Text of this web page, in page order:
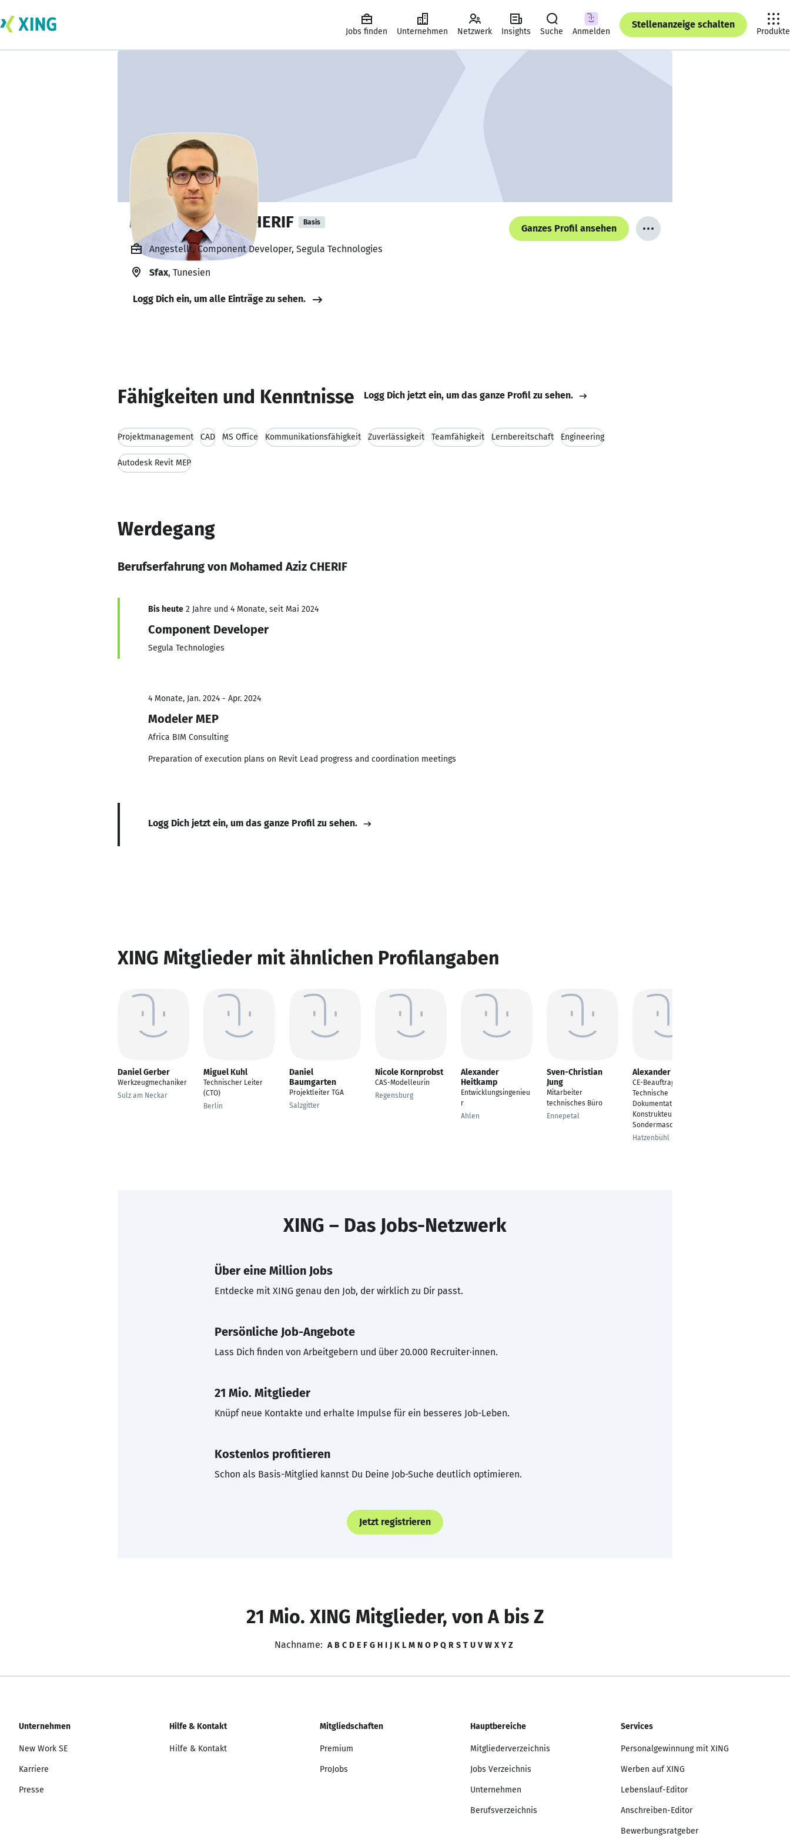
Jobs finden Unternehmen Netzwerk Insights Suche Anmelden
Stellenanzeige schalten
Produkte
Mohamed Aziz CHERIF Basis
Ganzes Profil ansehen
Angestellt, Component Developer, Segula Technologies
Sfax, Tunesien
Logg Dich ein, um alle Einträge zu sehen.
Fähigkeiten und Kenntnisse Logg Dich jetzt ein, um das ganze Profil zu sehen.
Projektmanagement CAD MS Office Kommunikationsfähigkeit Zuverlässigkeit Teamfähigkeit Lernbereitschaft Engineering
Autodesk Revit MEP
Werdegang
Berufserfahrung von Mohamed Aziz CHERIF
Bis heute 2 Jahre und 4 Monate, seit Mai 2024
Component Developer
Segula Technologies
4 Monate, Jan. 2024 - Apr. 2024
Modeler MEP
Africa BIM Consulting
Preparation of execution plans on Revit Lead progress and coordination meetings
Logg Dich jetzt ein, um das ganze Profil zu sehen.
XING Mitglieder mit ähnlichen Profilangaben
Daniel Gerber
Werkzeugmechaniker
Sulz am Neckar
Miguel Kuhl
Technischer Leiter
(CTO)
Berlin
Daniel
Baumgarten
Projektleiter TGA
Salzgitter
Nicole Kornprobst
CAS-Modelleurin
Regensburg
Alexander
Heitkamp
Entwicklungsingenieu
r
Ahlen
Sven-Christian
Jung
Mitarbeiter
technisches Büro
Ennepetal
Alexander Carius
CE-Beauftragter,
Technische
Dokumentation,
Konstrukteur im
Sondermaschinenbau
Hatzenbühl
XING – Das Jobs-Netzwerk
Über eine Million Jobs
Entdecke mit XING genau den Job, der wirklich zu Dir passt.
Persönliche Job-Angebote
Lass Dich finden von Arbeitgebern und über 20.000 Recruiter·innen.
21 Mio. Mitglieder
Knüpf neue Kontakte und erhalte Impulse für ein besseres Job-Leben.
Kostenlos profitieren
Schon als Basis-Mitglied kannst Du Deine Job-Suche deutlich optimieren.
Jetzt registrieren
21 Mio. XING Mitglieder, von A bis Z
Nachname: A B C D E F G H I J K L M N O P Q R S T U V W X Y Z
Unternehmen
New Work SE
Karriere
Presse
Hilfe & Kontakt
Hilfe & Kontakt
Mitgliedschaften
Premium
ProJobs
Hauptbereiche
Mitgliederverzeichnis
Jobs Verzeichnis
Unternehmen
Berufsverzeichnis
Services
Personalgewinnung mit XING
Werben auf XING
Lebenslauf-Editor
Anschreiben-Editor
Bewerbungsratgeber